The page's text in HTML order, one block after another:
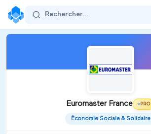
Rechercher...
Euromaster France ⭐PRO
Économie Sociale & Solidaire